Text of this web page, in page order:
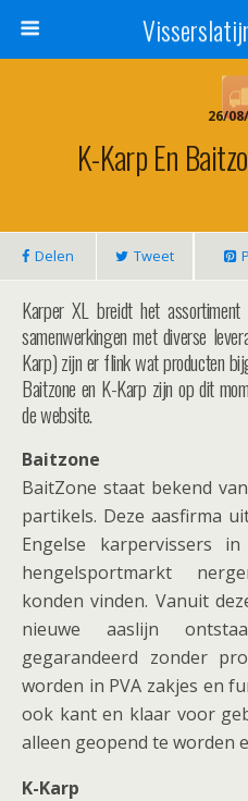
26/
K-Karp En
Delen Tweet
Karper XL breidt het
samenwerkingen met diverse
Karp) zijn er flink wat producten
Baitzone en K-Karp zijn op dit
de website.
Baitzone
BaitZone staat bekend
partikels. Deze aasfirma
Engelse karpervissers
hengelsportmarkt
konden vinden. Vanuit
nieuwe aaslijn
gegarandeerd zonder
worden in PVA zakjes en
ook kant en klaar voor
alleen geopend te worden
K-Karp